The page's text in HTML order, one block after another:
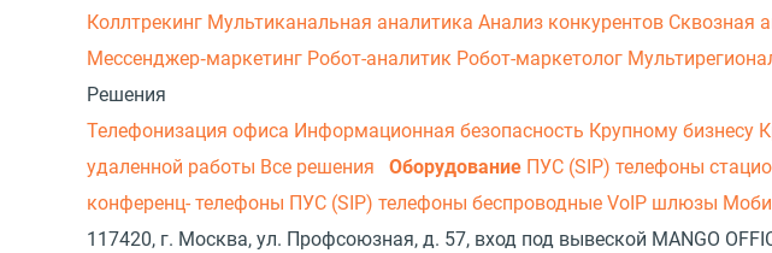
Коллтрекинг Мультиканальная аналитика Анализ конкурентов Сквозная
Мессенджер‑маркетинг Робот-аналитик Робот-маркетолог
Решения
Телефонизация офиса Информационная безопасность Крупному бизнесу
удаленной работы Все решения Оборудование ПУС (SIP) телефоны
конференц- телефоны ПУС (SIP) телефоны беспроводные VoIP шлюзы
117420, г. Москва, ул. Профсоюзная, д. 57, вход под вывеской MANGO